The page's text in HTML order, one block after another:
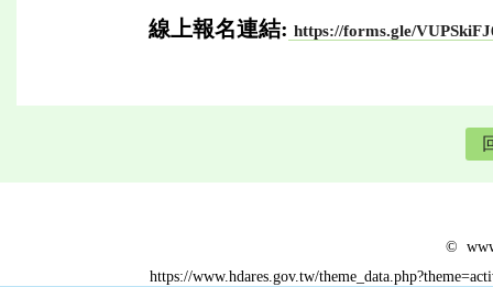
線上報名連結: https://forms.gle/
©
https://www.hdares.gov.tw/